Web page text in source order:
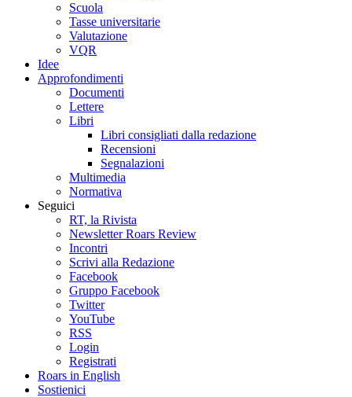
Scuola
Tasse universitarie
Valutazione
VQR
Idee
Approfondimenti
Documenti
Lettere
Libri
Libri consigliati dalla redazione
Recensioni
Segnalazioni
Multimedia
Normativa
Seguici
RT, la Rivista
Newsletter Roars Review
Incontri
Scrivi alla Redazione
Facebook
Gruppo Facebook
Twitter
YouTube
RSS
Login
Registrati
Roars in English
Sostienici